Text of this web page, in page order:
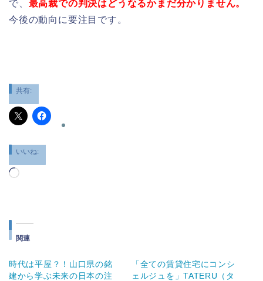
で、 最高裁での判決はどうなるかまだ分かりません。
今後の動向に要注目です。
共有:
いいね:
読
中…
関連
時代は平屋？！山口県の銘
建から学ぶ未来の日本の注
「全ての賃貸住宅にコンシ
ェルジュを」TATERU（タ